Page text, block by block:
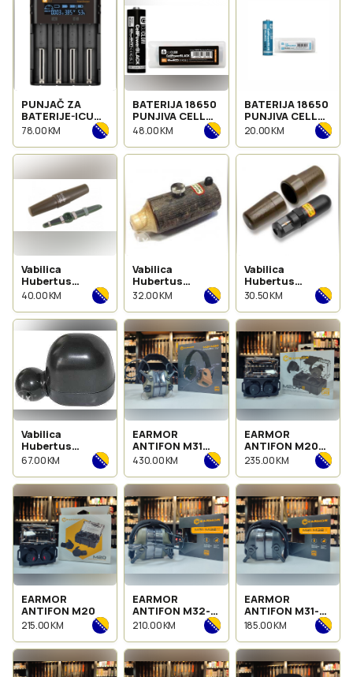
PUNJAČ ZA
BATERIJE-ICU
CLOM SMART
LOVACKA
78.00 KM
BATERIJA 18650
PUNJIVA CELL
POWER BLACK
LOVAČKA
48.00 KM
BATERIJA 18650
PUNJIVA CELL
POWER BLUE
LOVAČKA
20.00 KM
Vabilica
Hubertus
Buttolo
40.00 KM
Vabilica
Hubertus
303(Srndać)
32.00 KM
Vabilica
Hubertus
304(Srndać)
30.50 KM
Vabilica
Hubertus
Buttolo
67.00 KM
EARMOR
ANTIFON M31
MARK4-FG
430.00 KM
EARMOR
ANTIFON M20T
PRO
235.00 KM
EARMOR
ANTIFON M20
215.00 KM
EARMOR
ANTIFON M32-
FG-BK PLUS
210.00 KM
EARMOR
ANTIFON M31-
BK-FG-TN-PK
185.00 KM